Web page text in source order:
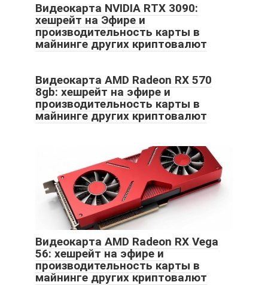
Видеокарта NVIDIA RTX 3090:
хешрейт на Эфире и
производительность карты в
майнинге других криптовалют
Видеокарта AMD Radeon RX 570
8gb: хешрейт на эфире и
производительность карты в
майнинге других криптовалют
Видеокарта AMD Radeon RX Vega
56: хешрейт на эфире и
производительность карты в
майнинге других криптовалют